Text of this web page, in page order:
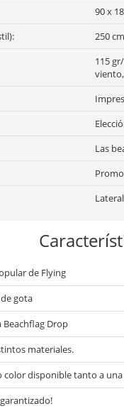
90 x
250 cm
115
Las
de Flying
gota
Beachflag Drop
materiales.
disponible tanto a una